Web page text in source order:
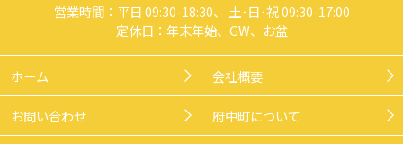
営業時間：平日 09:30-18:30、 土･日･祝 09:30-17:00
定休日：年末年始、GW、お盆
ホーム 会社概要
お問い合わせ 府中町について